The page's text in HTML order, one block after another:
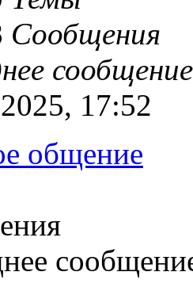
Сообщения
сообщение
17:52
общение